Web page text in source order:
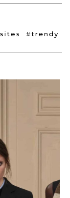
#trendy